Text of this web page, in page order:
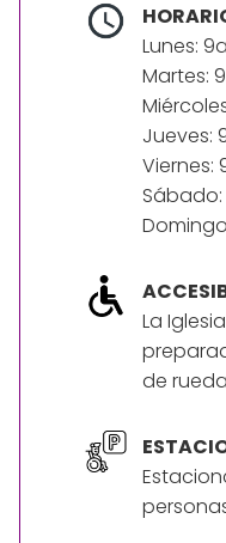
Lunes:
Martes:
Jueves:
Viernes:
Sábado:
La
de